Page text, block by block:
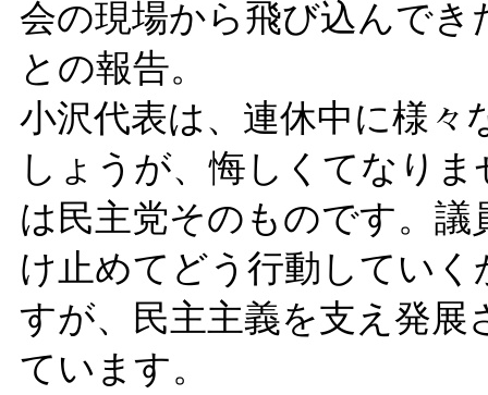
会の現場から飛び込んで
との報告。
小沢代表は、連休中に様々
しょうが、悔しくてなり
は民主党そのものです。
け止めてどう行動してい
すが、民主主義を支え発
ています。